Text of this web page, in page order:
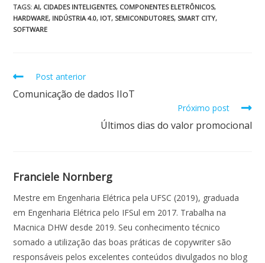
e
b
k
at
s
p
k
e
itt
er
ai
l
ar
e
TAGS:AI, CIDADES INTELIGENTES, COMPONENTES ELETRÔNICOS,
HARDWARE, INDÚSTRIA 4.0, IOT, SEMICONDUTORES, SMART CITY,
SOFTWARE
Post anterior
Comunicação de dados IIoT
Próximo post
Últimos dias do valor promocional
Franciele Nornberg
Mestre em Engenharia Elétrica pela UFSC (2019), graduada
em Engenharia Elétrica pelo IFSul em 2017. Trabalha na
Macnica DHW desde 2019. Seu conhecimento técnico
somado a utilização das boas práticas de copywriter são
responsáveis pelos excelentes conteúdos divulgados no blog